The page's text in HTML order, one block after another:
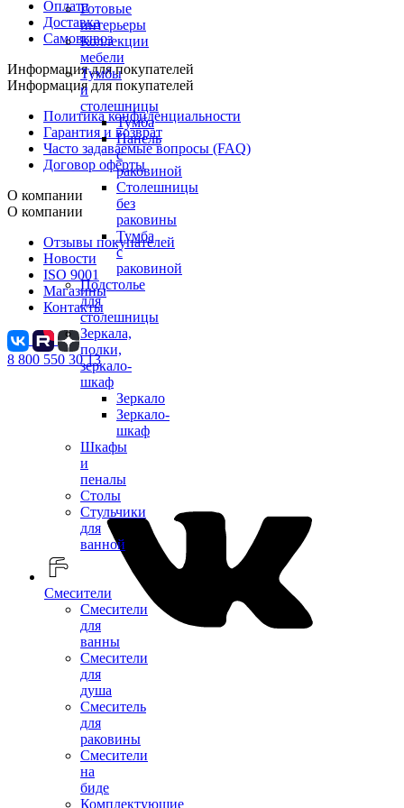
Готовые
интерьеры
Коллекции
мебели
Тумбы
и
столешницы
Тумба
Панель
с
раковиной
Столешницы
без
раковины
Тумба
с
раковиной
Подстолье
для
столешницы
Зеркала,
полки,
зеркало-
шкаф
Зеркало
Зеркало-
шкаф
Шкафы
и
пеналы
Столы
Стульчики
для
ванной
Смесители
Смесители
для
ванны
Смесители
для
душа
Смеситель
для
раковины
Смесители
на
биде
Комплектующие
Оплата
Доставка
Самовывоз
Информация для покупателей
Информация для покупателей
Политика конфиденциальности
Гарантия и возврат
Часто задаваемые вопросы (FAQ)
Договор оферты
О компании
О компании
Отзывы покупателей
Новости
ISO 9001
Магазины
Контакты
8 800 550 30 13